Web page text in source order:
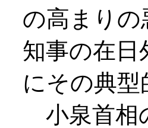
の高まりの
知事の在日
にその典
小泉首相